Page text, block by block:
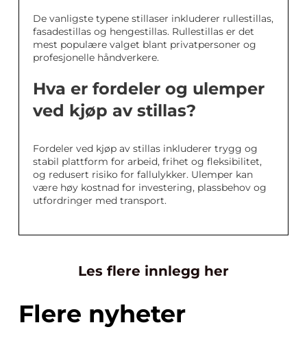
De vanligste typene stillaser inkluderer rullestillas,
fasadestillas og hengestillas. Rullestillas er det
mest populære valget blant privatpersoner og
profesjonelle håndverkere.
Hva er fordeler og ulemper
ved kjøp av stillas?
Fordeler ved kjøp av stillas inkluderer trygg og
stabil plattform for arbeid, frihet og fleksibilitet,
og redusert risiko for fallulykker. Ulemper kan
være høy kostnad for investering, plassbehov og
utfordringer med transport.
Les flere innlegg her
Flere nyheter